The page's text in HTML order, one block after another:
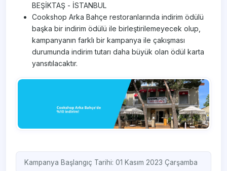
BEŞİKTAŞ - İSTANBUL
Cookshop Arka Bahçe restoranlarında indirim ödülü
başka bir indirim ödülü ile birleştirilemeyecek olup,
kampanyanın farklı bir kampanya ile çakışması
durumunda indirim tutarı daha büyük olan ödül karta
yansıtılacaktır.
Kampanya Başlangıç Tarihi: 01 Kasım 2023 Çarşamba